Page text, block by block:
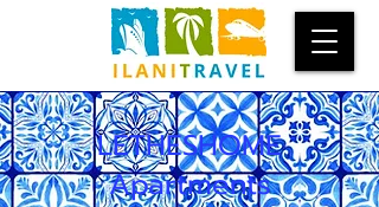
LETHESHOME
Apartments